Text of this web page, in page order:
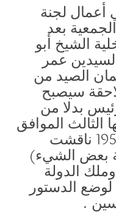
أعمال لجنة
بعد
الشيخ أبو
عمر
الصيد من
سيصبح
بدلا من
الثالث الموافق
لليوم الثاني من ديسمبر 1950 ناقشت
بعض الشيء)
الدولة
لوضع الدستور
.